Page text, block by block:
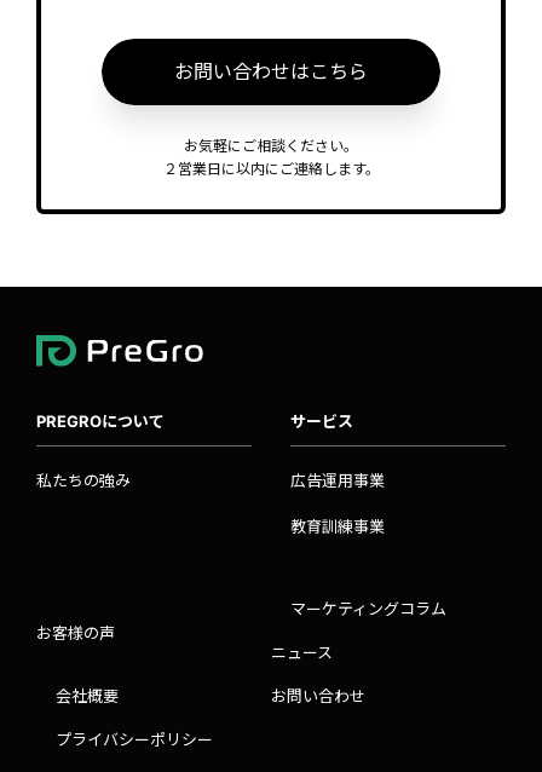
お問い合わせはこちら
お気軽にご相談ください。
２営業日に以内にご連絡します。
PREGROについて
私たちの強み
サービス
広告運用事業
教育訓練事業
お客様の声
マーケティングコラム
ニュース
会社概要 お問い合わせ
プライバシーポリシー